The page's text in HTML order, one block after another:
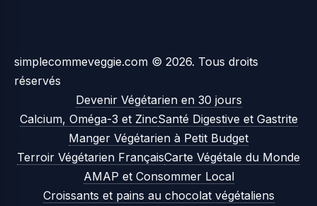
simplecommeveggie.com © 2026. Tous droits
réservés
Devenir Végétarien en 30 jours
Calcium, Oméga-3 et ZincSanté Digestive et Gastrite
Manger Végétarien à Petit Budget
Terroir Végétarien FrançaisCarte Végétale du Monde
AMAP et Consommer Local
Croissants et pains au chocolat végétaliens